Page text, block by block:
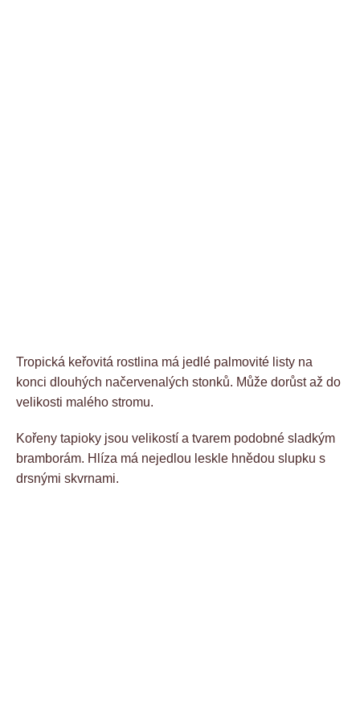
Tropická keřovitá rostlina má jedlé palmovité listy na
konci dlouhých načervenalých stonků. Může dorůst až do
velikosti malého stromu.
Kořeny tapioky jsou velikostí a tvarem podobné sladkým
bramborám. Hlíza má nejedlou leskle hnědou slupku s
drsnými skvrnami.